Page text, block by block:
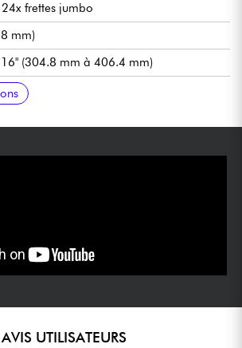
frettes jumbo
mm)
(304.8 mm à 406.4 mm)
frette 1.6875" (42.86 mm)
Jackson® High-Output Humbucking
Floyd Rose® Licensed Jackson®
Sealed Die-Cast
AVIS UTILISATEURS